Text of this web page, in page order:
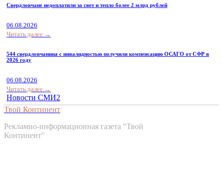
Свердловчане недоплатили за свет и тепло более 2 млрд рублей
06.08.2026
Читать далее →
544 свердловчанина с инвалидностью получили компенсацию ОСАГО от СФР в
2026 году
06.08.2026
Читать далее →
Новости СМИ2
Твой Континент
Рекламно-информационная газета "Твой
Континент"